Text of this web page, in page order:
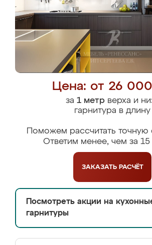
Цена: от 26
за 1 метрверха и
гарнитура в длину
Поможем рассчитать точную
Ответим менее, чем за 15
ЗАКАЗАТЬ РАСЧЁТ
Посмотреть акции на
гарнитуры